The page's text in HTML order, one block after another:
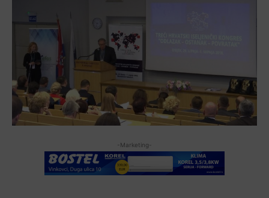
-Marketing-